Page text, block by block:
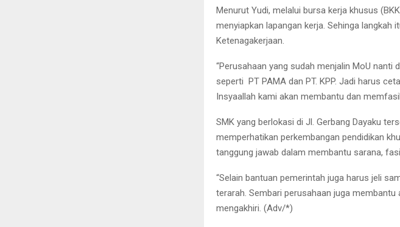
Menurut Yudi, melalui bursa kerja khusus
menyiapkan lapangan kerja. Sehinga
Ketenagakerjaan.
“Perusahaan yang sudah menjalin MoU nanti
seperti PT PAMA dan PT. KPP. Jadi harus
Insyaallah kami akan membantu dan
SMK yang berlokasi di Jl. Gerbang Dayaku
memperhatikan perkembangan pendidikan
tanggung jawab dalam membantu sarana,
“Selain bantuan pemerintah juga harus jeli
terarah. Sembari perusahaan juga membantu
mengakhiri. (Adv/*)